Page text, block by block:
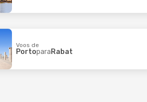
Voos de
PortoparaRabat